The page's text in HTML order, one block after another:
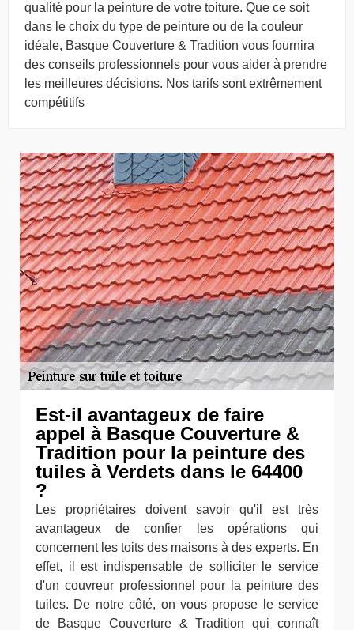
qualité pour la peinture de votre toiture. Que ce soit
dans le choix du type de peinture ou de la couleur
idéale, Basque Couverture & Tradition vous fournira
des conseils professionnels pour vous aider à prendre
les meilleures décisions. Nos tarifs sont extrêmement
compétitifs
Est-il avantageux de faire
appel à Basque Couverture &
Tradition pour la peinture des
tuiles à Verdets dans le 64400
?
Les propriétaires doivent savoir qu'il est très
avantageux de confier les opérations qui
concernent les toits des maisons à des experts. En
effet, il est indispensable de solliciter le service
d'un couvreur professionnel pour la peinture des
tuiles. De notre côté, on vous propose le service
de Basque Couverture & Tradition qui connaît